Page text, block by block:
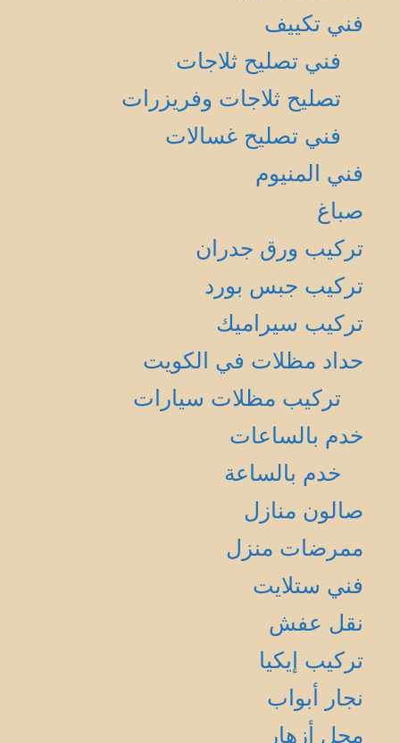
فني تكييف
فني تصليح ثلاجات
تصليح ثلاجات وفريزرات
فني تصليح غسالات
فني المنيوم
صباغ
تركيب ورق جدران
تركيب جبس بورد
تركيب سيراميك
حداد مظلات في الكويت
تركيب مظلات سيارات
خدم بالساعات
خدم بالساعة
صالون منازل
ممرضات منزل
فني ستلايت
نقل عفش
تركيب إيكيا
نجار أبواب
محل أزهار